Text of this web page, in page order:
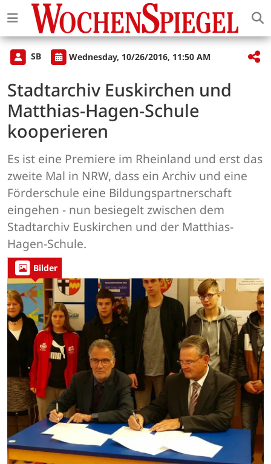
SB Wednesday, 10/26/2016, 11:50 AM
Stadtarchiv Euskirchen und
Matthias-Hagen-Schule
kooperieren
Es ist eine Premiere im Rheinland und erst das
zweite Mal in NRW, dass ein Archiv und eine
Förderschule eine Bildungspartnerschaft
eingehen - nun besiegelt zwischen dem
Stadtarchiv Euskirchen und der Matthias-
Hagen-Schule.
Bilder